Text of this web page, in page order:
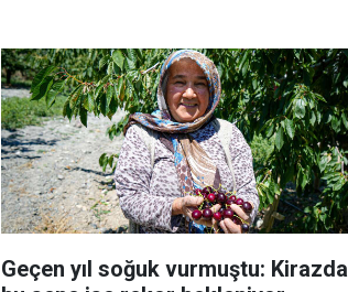
Geçen yıl soğuk vurmuştu: Kirazda